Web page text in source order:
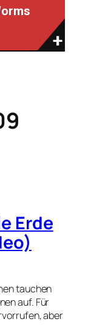
Erde
tauchen
auf. Für
aber